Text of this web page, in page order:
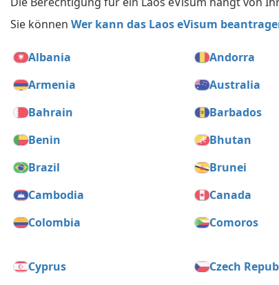
Sie können Wer kann das Laos eVisum
Albania Andorra
Armenia
Australia
Bahrain
Barbados
Benin
Bhutan
Brazil
Brunei
Cambodia
Canada
Colombia
Comoros
Cyprus Czech